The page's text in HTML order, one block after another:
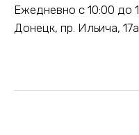
Ежедневно с 10:00 до
Донецк, пр. Ильича,